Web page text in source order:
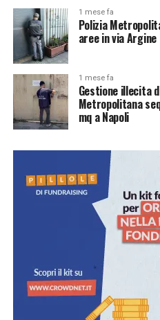
1 mese fa
Polizia
aree in via Argine
1 mese fa
Gestione illecita
Metropolitana
mq a Napoli